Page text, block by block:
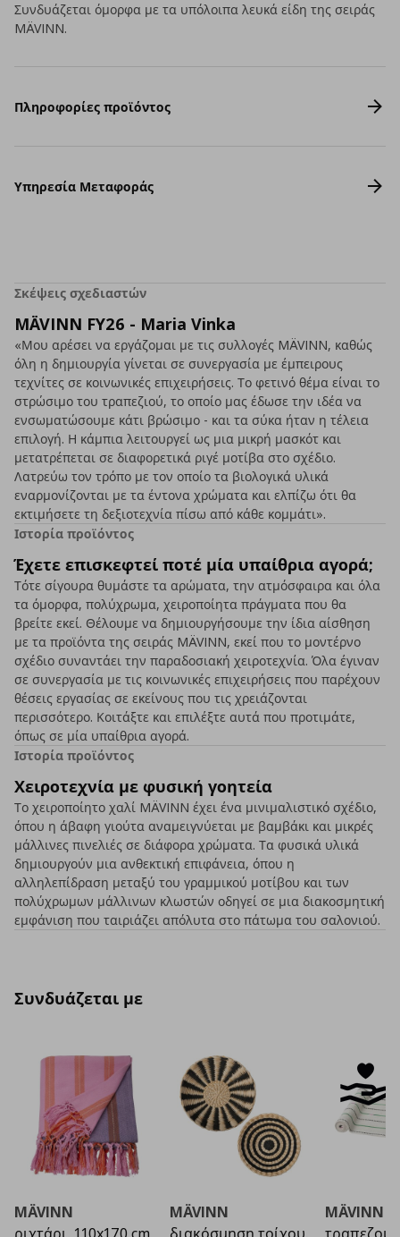
Συνδυάζεται όμορφα με τα υπόλοιπα λευκά είδη της σειράς
MÄVINN.
Πληροφορίες προϊόντος
Υπηρεσία Μεταφοράς
Σκέψεις σχεδιαστών
MÄVINN FY26 - Maria Vinka
«Μου αρέσει να εργάζομαι με τις συλλογές MÄVINN, καθώς
όλη η δημιουργία γίνεται σε συνεργασία με έμπειρους
τεχνίτες σε κοινωνικές επιχειρήσεις. Το φετινό θέμα είναι το
στρώσιμο του τραπεζιού, το οποίο μας έδωσε την ιδέα να
ενσωματώσουμε κάτι βρώσιμο - και τα σύκα ήταν η τέλεια
επιλογή. Η κάμπια λειτουργεί ως μια μικρή μασκότ και
μετατρέπεται σε διαφορετικά ριγέ μοτίβα στο σχέδιο.
Λατρεύω τον τρόπο με τον οποίο τα βιολογικά υλικά
εναρμονίζονται με τα έντονα χρώματα και ελπίζω ότι θα
εκτιμήσετε τη δεξιοτεχνία πίσω από κάθε κομμάτι».
Ιστορία προϊόντος
Έχετε επισκεφτεί ποτέ μία υπαίθρια αγορά;
Τότε σίγουρα θυμάστε τα αρώματα, την ατμόσφαιρα και όλα
τα όμορφα, πολύχρωμα, χειροποίητα πράγματα που θα
βρείτε εκεί. Θέλουμε να δημιουργήσουμε την ίδια αίσθηση
με τα προϊόντα της σειράς MÄVINN, εκεί που το μοντέρνο
σχέδιο συναντάει την παραδοσιακή χειροτεχνία. Όλα έγιναν
σε συνεργασία με τις κοινωνικές επιχειρήσεις που παρέχουν
θέσεις εργασίας σε εκείνους που τις χρειάζονται
περισσότερο. Κοιτάξτε και επιλέξτε αυτά που προτιμάτε,
όπως σε μία υπαίθρια αγορά.
Ιστορία προϊόντος
Χειροτεχνία με φυσική γοητεία
Το χειροποίητο χαλί MÄVINN έχει ένα μινιμαλιστικό σχέδιο,
όπου η άβαφη γιούτα αναμειγνύεται με βαμβάκι και μικρές
μάλλινες πινελιές σε διάφορα χρώματα. Τα φυσικά υλικά
δημιουργούν μια ανθεκτική επιφάνεια, όπου η
αλληλεπίδραση μεταξύ του γραμμικού μοτίβου και των
πολύχρωμων μάλλινων κλωστών οδηγεί σε μια διακοσμητική
εμφάνιση που ταιριάζει απόλυτα στο πάτωμα του σαλονιού.
Συνδυάζεται με
MÄVINN
MÄVINN
MÄVINN